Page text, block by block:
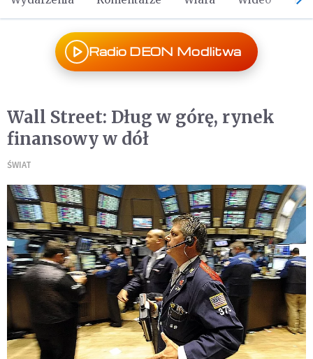
Radio DEON Modlitwa
Wall Street: Dług w górę, rynek
finansowy w dół
ŚWIAT